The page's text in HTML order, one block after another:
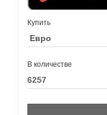
Купить
В количестве